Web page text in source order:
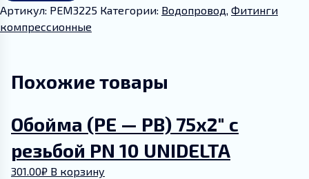
32х25
мм
PE)
PN-
редукционная
соединительная
UNIDELTA
Артикул: PEM3225 Категории: Водопровод, Фитинги
компрессионные
Похожие товары
Обойма (PE — РВ) 75х2″ с
резьбой PN 10 UNIDELTA
301.00₽ В корзину